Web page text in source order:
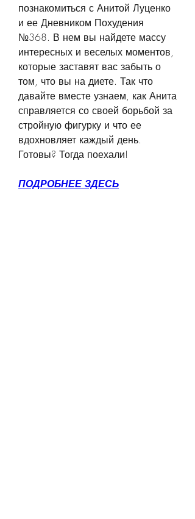
познакомиться с Анитой Луценко
и ее Дневником Похудения
№368. В нем вы найдете массу
интересных и веселых моментов,
которые заставят вас забыть о
том, что вы на диете. Так что
давайте вместе узнаем, как Анита
справляется со своей борьбой за
стройную фигурку и что ее
вдохновляет каждый день.
Готовы? Тогда поехали!
ПОДРОБНЕЕ ЗДЕСЬ